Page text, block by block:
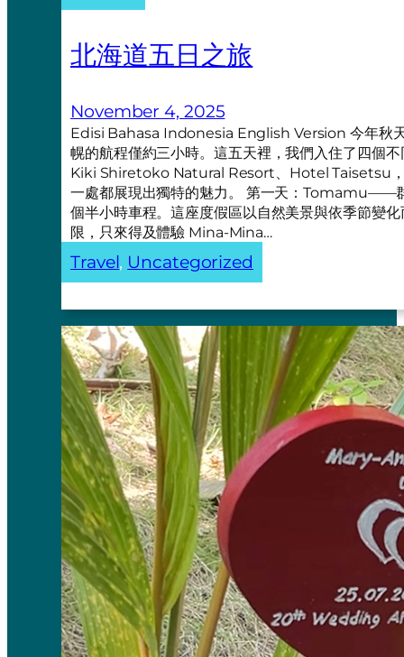
北海道五日之旅
November 4, 2025
Edisi Bahasa Indonesia English Version 今年秋
幌的航程僅約三小時。這五天裡，我們入住了四
Kiki Shiretoko Natural Resort、Hotel Taisetsu
一處都展現出獨特的魅力。 第一天：Tomamu——
個半小時車程。這座度假區以自然美景與依季節變
限，只來得及體驗 Mina-Mina…
Travel, Uncategorized